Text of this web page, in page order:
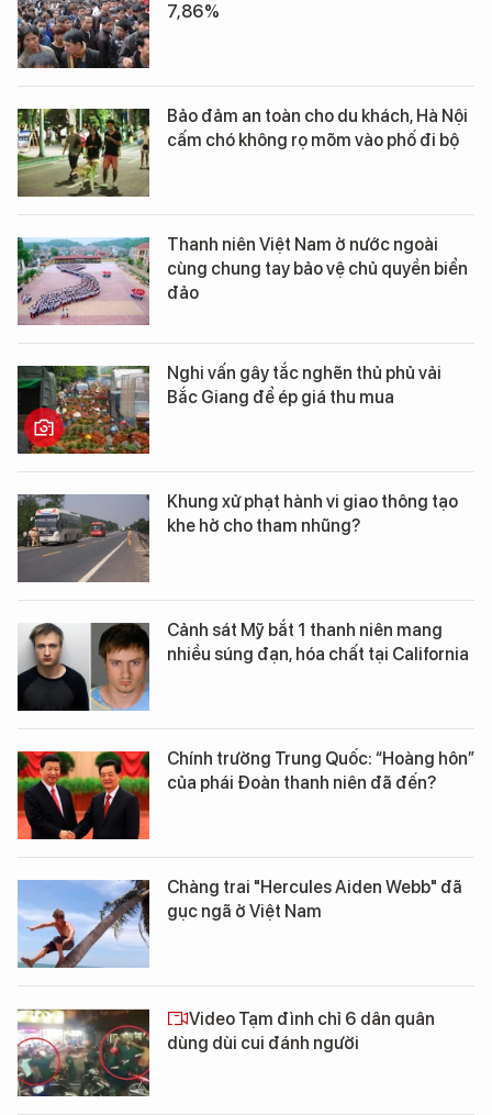
7,86%
Bảo đảm an toàn cho du khách, Hà Nội
cấm chó không rọ mõm vào phố đi bộ
Thanh niên Việt Nam ở nước ngoài
cùng chung tay bảo vệ chủ quyền biển
đảo
Nghi vấn gây tắc nghẽn thủ phủ vải
Bắc Giang để ép giá thu mua
Khung xử phạt hành vi giao thông tạo
khe hở cho tham nhũng?
Cảnh sát Mỹ bắt 1 thanh niên mang
nhiều súng đạn, hóa chất tại California
Chính trường Trung Quốc: “Hoàng hôn”
của phái Đoàn thanh niên đã đến?
Chàng trai "Hercules Aiden Webb" đã
gục ngã ở Việt Nam
Video Tạm đình chỉ 6 dân quân
dùng dùi cui đánh người